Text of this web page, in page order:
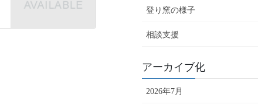
登り窯の様子
相談支援
アーカイブ化
2026年7月